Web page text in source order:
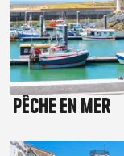
Pêche en mer
Image